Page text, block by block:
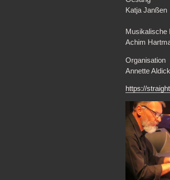
Katja Janßen
Musikalische
Achim
Organisation
Annette
https://